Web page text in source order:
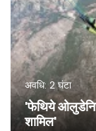
अवधि: 2 घंटा
'फेथिये
शामिल'